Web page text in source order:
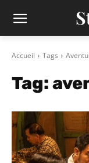
Accueil Tags
Tag: